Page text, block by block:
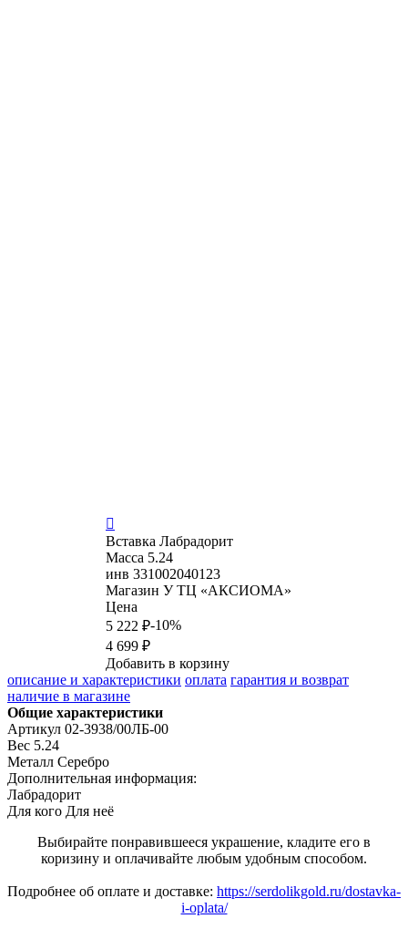

Вставка Лабрадорит
Масса 5.24
инв 331002040123
Магазин У ТЦ «АКСИОМА»
Цена
5 222 ₽-10%
4 699 ₽
Добавить в корзину
описание и характеристики оплата гарантия и возврат
наличие в магазине
Общие характеристики
Артикул 02-3938/00ЛБ-00
Вес 5.24
Металл Серебро
Дополнительная информация:
Лабрадорит
Для кого Для неё
Выбирайте понравившееся украшение, кладите его в
коризину и оплачивайте любым удобным способом.
Подробнее об оплате и доставке: https://serdolikgold.ru/dostavka-
i-oplata/